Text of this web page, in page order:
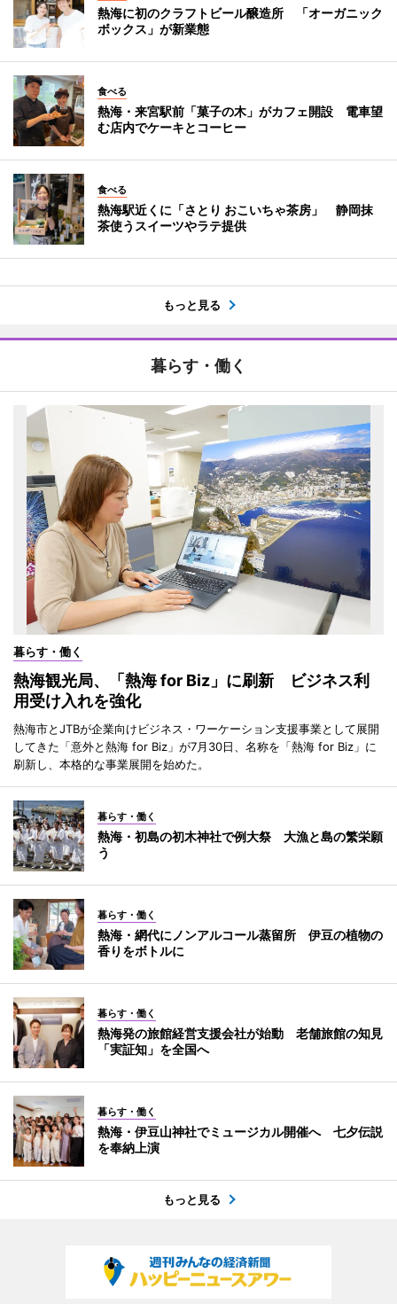
熱海に初のクラフトビール醸造所 「オーガニック
ボックス」が新業態
食べる
熱海・来宮駅前「菓子の木」がカフェ開設 電車望
む店内でケーキとコーヒー
食べる
熱海駅近くに「さとり おこいちゃ茶房」 静岡抹
茶使うスイーツやラテ提供
もっと見る
暮らす・働く
暮らす・働く
熱海観光局、「熱海 for Biz」に刷新 ビジネス利
用受け入れを強化
熱海市とJTBが企業向けビジネス・ワーケーション支援事業として展開
してきた「意外と熱海 for Biz」が7月30日、名称を「熱海 for Biz」に
刷新し、本格的な事業展開を始めた。
暮らす・働く
熱海・初島の初木神社で例大祭 大漁と島の繁栄願
う
暮らす・働く
熱海・網代にノンアルコール蒸留所 伊豆の植物の
香りをボトルに
暮らす・働く
熱海発の旅館経営支援会社が始動 老舗旅館の知見
「実証知」を全国へ
暮らす・働く
熱海・伊豆山神社でミュージカル開催へ 七夕伝説
を奉納上演
もっと見る